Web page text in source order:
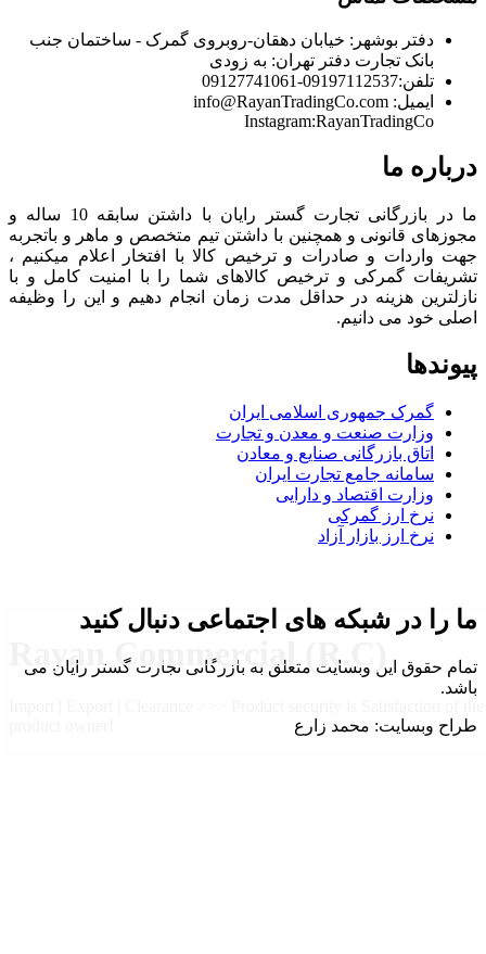
Rayan Commercial (R.C)
دفتر بوشهر: خیابان دهقان-روبروی گمرک - ساختمان جنب
بانک تجارت دفتر تهران: به زودی
تلفن:09197112537-09127741061
ایمیل: info@RayanTradingCo.com
Instagram:RayanTradingCo
درباره ما
ما در بازرگانی تجارت گستر رایان با داشتن سابقه 10 ساله و
مجوزهای قانونی و همچنین با داشتن تیم متخصص و ماهر و باتجربه
جهت واردات و صادرات و ترخیص کالا با افتخار اعلام میکنیم ،
تشریفات گمرکی و ترخیص کالاهای شما را با امنیت کامل و با
نازلترین هزینه در حداقل مدت زمان انجام دهیم و این را وظیفه
اصلی خود می دانیم.
پیوندها
گمرک جمهوری اسلامی ایران
وزارت صنعت و معدن و تجارت
اتاق بازرگانی صنایع و معادن
سامانه جامع تجارت ایران
وزارت اقتصاد و دارایی
نرخ ارز گمرکی
نرخ ارز بازار آزاد
ما را در شبکه های اجتماعی دنبال کنید
تمام حقوق این وبسایت متعلق به بازرگانی تجارت گستر رایان می
باشد.
طراح وبسایت: محمد زارع